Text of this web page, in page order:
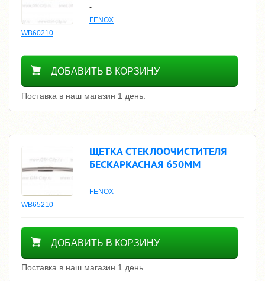
-
FENOX
WB60210
400
ДОБАВИТЬ В КОРЗИНУ
Поставка в наш магазин 1 день.
ЩЕТКА СТЕКЛООЧИСТИТЕЛЯ
БЕСКАРКАСНАЯ 650ММ
-
FENOX
WB65210
500
ДОБАВИТЬ В КОРЗИНУ
Поставка в наш магазин 1 день.